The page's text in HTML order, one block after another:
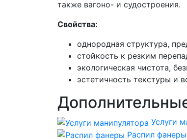
также вагоно- и судостроения.
Свойства:
однородная структура,
стойкость к резким
экологическая чистота,
эстетичность текстуры и
Услуги
Распил фанеры